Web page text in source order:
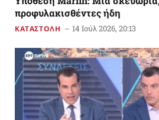
προφυλακισθέντες ήδη
ΚΑΤΑΣΤΟΛΗ 14 Ιούλ 2026, 20:13